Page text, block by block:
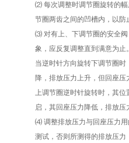
⑵ 每次调整时调节圈旋转的幅
节圈两齿之间的凹槽内，以防
⑶ 对有上、下调节圈的安全阀
象，应反复调整直到满意为止
当逆时针方向旋转下调节圈
降，排放压力上升，但回座压
上调节圈逆时针旋转时，其
启，其回座压力降低，排放压
⑷ 调整排放压力与回座压力用
测试，否则所测得的排放压